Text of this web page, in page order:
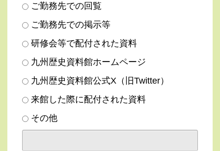
ご勤務先での回覧
ご勤務先での掲示等
研修会等で配付された資料
九州歴史資料館ホームページ
九州歴史資料館公式X（旧Twitter）
来館した際に配付された資料
その他